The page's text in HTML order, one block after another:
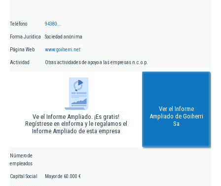
Teléfono 94380...
Forma Jurídica Sociedad anónima
Página Web www.goiherri.net
Actividad Otras actividades de apoyo a las empresas n.c.o.p.
Ve el Informe Ampliado. ¡Es gratis!
Regístrese en eInforma y le regalamos el
Informe Ampliado de esta empresa
Ver el Informe
Ampliado de Goiherri
Sa
Número de
empleados
Capital Social Mayor de 60.000 €